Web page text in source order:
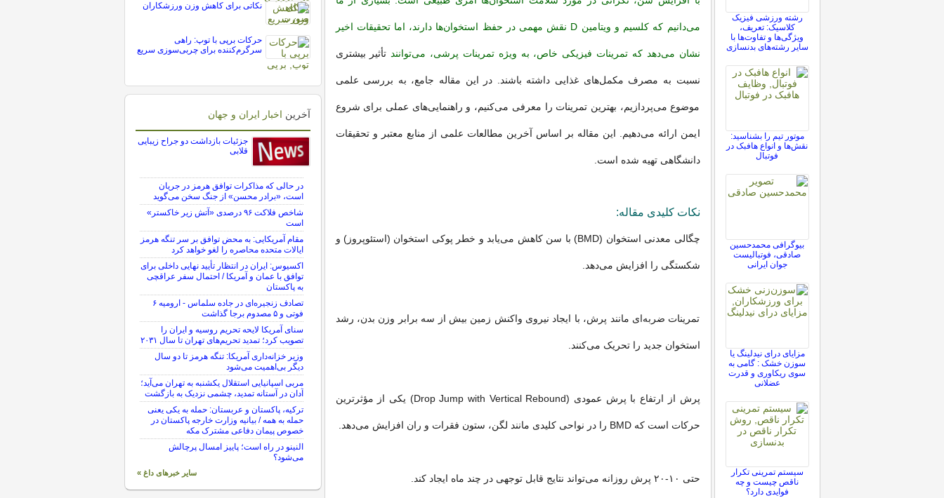
می‌دانیم که کلسیم و ویتامین D نقش مهمی در حفظ استخوان‌ها دارند، اما تحقیقات اخیر
نشان می‌دهد که تمرینات فیزیکی خاص، به ویژه تمرینات پرشی، می‌توانند تأثیر بیشتری
نسبت به مصرف مکمل‌های غذایی داشته باشند. در این مقاله جامع، به بررسی علمی
موضوع می‌پردازیم، بهترین تمرینات را معرفی می‌کنیم، و راهنمایی‌های عملی برای شروع
ایمن ارائه می‌دهیم. این مقاله بر اساس آخرین مطالعات علمی از منابع معتبر و تحقیقات
دانشگاهی تهیه شده است.
نکات کلیدی مقاله:
چگالی معدنی استخوان (BMD) با سن کاهش می‌یابد و خطر پوکی استخوان (استئوپروز) و
شکستگی را افزایش می‌دهد.
تمرینات ضربه‌ای مانند پرش، با ایجاد نیروی واکنش زمین بیش از سه برابر وزن بدن، رشد
استخوان جدید را تحریک می‌کنند.
پرش از ارتفاع با پرش عمودی (Drop Jump with Vertical Rebound) یکی از مؤثرترین
حرکات است که BMD را در نواحی کلیدی مانند لگن، ستون فقرات و ران افزایش می‌دهد.
حتی ۱۰-۲۰ پرش روزانه می‌تواند نتایج قابل توجهی در چند ماه ایجاد کند.
رشته ورزشی فیزیک
کلاسیک: تعریف،
ویژگی‌ها و تفاوت‌ها با
سایر رشته‌های بدنسازی
موتور تیم را بشناسید:
نقش‌ها و انواع هافبک در
فوتبال
بیوگرافی محمدحسین
صادقی، فوتبالیست
جوان ایرانی
مزایای درای نیدلینگ یا
سوزن خشک : گامی به
سوی ریکاوری و قدرت
عضلانی
سیستم تمرینی تکرار
ناقص چیست و چه
فوایدی دارد؟
نکاتی برای کاهش وزن ورزشکاران
حرکات برپی با توپ: راهی
سرگرم‌کننده برای چربی‌سوزی سریع
آخرین اخبار ایران و جهان
جزئیات بازداشت دو جراح زیبایی
قلابی
در حالی که مذاکرات توافق هرمز در جریان
است، «برادر محسن» از جنگ سخن می‌گوید
شاخص فلاکت ۹۶ درصدی «آتش زیر خاکستر»
است
مقام آمریکایی: به محض توافق بر سر تنگه هرمز
ایالات متحده محاصره را لغو خواهد کرد
اکسیوس: ایران در انتظار تأیید نهایی داخلی برای
توافق با عمان و آمریکا / احتمال سفر عراقچی
به پاکستان
تصادف زنجیره‌ای در جاده سلماس - ارومیه ۶
فوتی و ۵ مصدوم برجا گذاشت
سنای آمریکا لایحه تحریم روسیه و ایران را
تصویب کرد؛ تمدید تحریم‌های تهران تا سال ۲۰۳۱
وزیر خزانه‌داری آمریکا: تنگه هرمز تا دو سال
دیگر بی‌اهمیت می‌شود
مربی اسپانیایی استقلال یکشنبه به تهران می‌آید؛
آدان در آستانه تمدید، چشمی نزدیک به بازگشت
ترکیه، پاکستان و عربستان: حمله به یکی یعنی
حمله به همه / بیانیه وزارت خارجه پاکستان در
خصوص پیمان دفاعی مشترک مکه
النینو در راه است؛ پاییز امسال پرچالش
می‌شود؟
سایر خبرهای داغ »